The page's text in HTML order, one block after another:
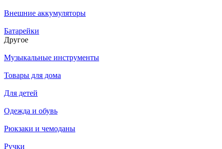
Внешние аккумуляторы
Батарейки
Другое
Музыкальные инструменты
Товары для дома
Для детей
Одежда и обувь
Рюкзаки и чемоданы
Ручки